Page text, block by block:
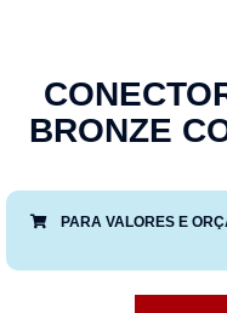
BRONZE
PARA VALORES E